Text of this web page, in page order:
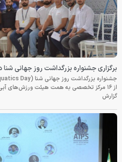
برگزاری جشنواره بزرگداشت روز جهانی شنا
از ۱۶ مرکز تخصصی به همت هیئت ورزش‌های آبی
گزارش